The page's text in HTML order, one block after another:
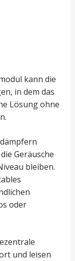
kann die
in dem das
Lösung ohne
Geräusche
bleiben.
oder
und leisen